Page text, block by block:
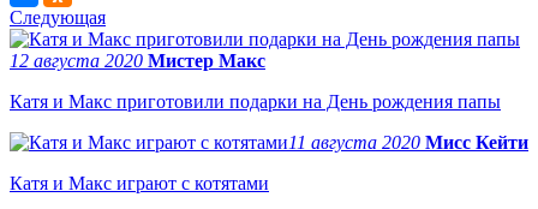
Следующая
12 августа 2020 Мистер Макс
Катя и Макс приготовили подарки на День рождения папы
11 августа 2020 Мисс Кейти
Катя и Макс играют с котятами